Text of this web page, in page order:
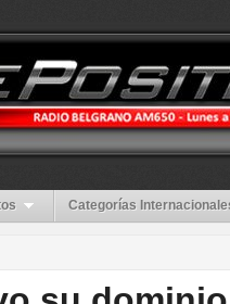
Categorías